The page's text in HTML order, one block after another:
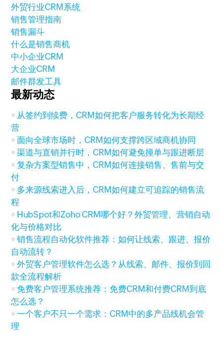
外贸行业CRM系统
销售管理指南
销售漏斗
什么是销售商机
中小企业CRM
大企业CRM
邮件群发工具
最新动态
从签约到续费，CRM如何把客户服务转化为长期经
营
面向全球市场时，CRM如何支撑跨区域商机协同
渠道与直销并行时，CRM如何避免撞单与跟进断层
复杂方案型销售中，CRM如何连接销售、售前与交
付
多来源线索进入后，CRM如何建立可追踪的销售流
程
HubSpot和Zoho CRM哪个好？外贸管理、营销自动
化与价格对比
销售流程自动化软件推荐：如何让线索、跟进、报价
自动流转？
外贸客户管理软件怎么选？从线索、邮件、报价到回
款全流程解析
免费客户管理系统推荐：免费CRM和付费CRM到底
怎么选？
一个客户不只一个需求：CRM中的多产品线机会管
理